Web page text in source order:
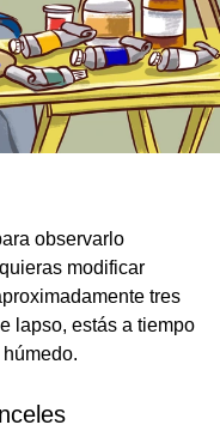
observarlo
modificar
tres
lapso, estás a tiempo